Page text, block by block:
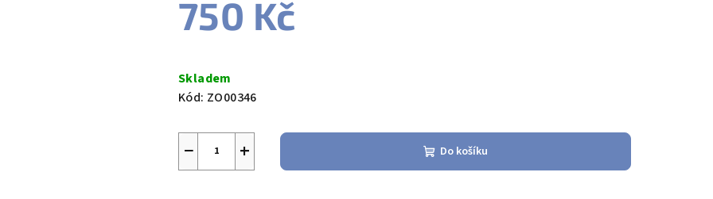
750 Kč
cena:
Skladem
Kód: ZO00346
+
− Do košíku